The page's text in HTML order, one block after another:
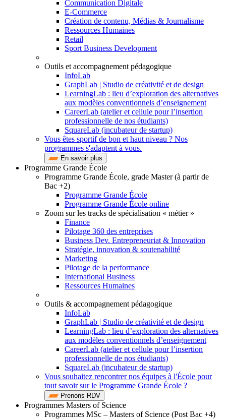
Communication Digitale
E-Commerce
Création de contenu, Médias & Journalisme
Ressources Humaines
Retail
Sport Business Development
Outils et accompagnement pédagogique
InfoLab
GraphLab | Studio de créativité et de design
LearningLab : lieu d’exploration des alternatives
aux modèles conventionnels d’enseignement
CareerLab (atelier et cellule pour l’insertion
professionnelle de nos étudiants)
SquareLab (incubateur de startup)
Vous êtes sportif de bon et haut niveau ? Nos
programmes s'adaptent à vous.
En savoir plus
Programme Grande École
Programme Grande École, grade Master (à partir de
Bac +2)
Programme Grande École
Programme Grande École online
Zoom sur les tracks de spécialisation « métier »
Finance
Pilotage 360 des entreprises
Business Dev. Entrepreneuriat & Innovation
Stratégie, innovation & soutenabilité
Marketing
Pilotage de la performance
International Business
Ressources Humaines
Outils & accompagnement pédagogique
InfoLab
GraphLab | Studio de créativité et de design
LearningLab : lieu d’exploration des alternatives
aux modèles conventionnels d’enseignement
CareerLab (atelier et cellule pour l’insertion
professionnelle de nos étudiants)
SquareLab (incubateur de startup)
Vous souhaitez rencontrer nos équipes à l'École pour
tout savoir sur le Programme Grande École ?
Prenons RDV
Programmes Masters of Science
Programmes MSc – Masters of Science (Post Bac +4)